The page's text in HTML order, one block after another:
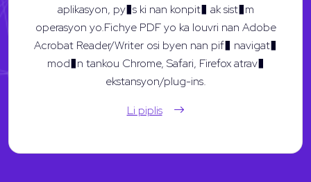
aplikasyon, py�s ki nan konpit� ak sist�m
operasyon yo.Fichye PDF yo ka louvri nan Adobe
Acrobat Reader/Writer osi byen nan pif� navigat�
mod�n tankou Chrome, Safari, Firefox atrav�
ekstansyon/plug-ins.
Li piplis